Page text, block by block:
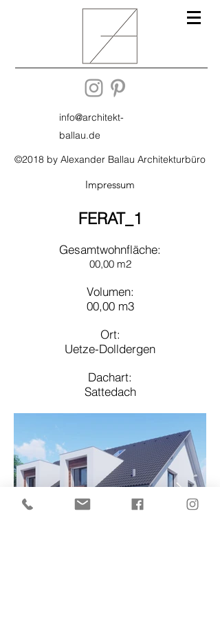
info@architekt-
ballau.de
©2018 by Alexander Ballau Architekturbüro
Impressum
FERAT_1
Gesamtwohnfläche:
00,00 m2
Volumen:
00,00 m3
Ort:
Uetze-Dolldergen
Dachart:
Sattedach